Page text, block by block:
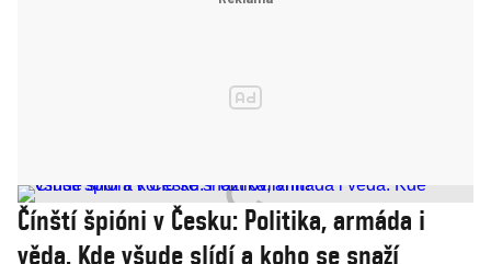
Čínští špióni v Česku: Politika, armáda i
věda. Kde všude slídí a koho se snaží